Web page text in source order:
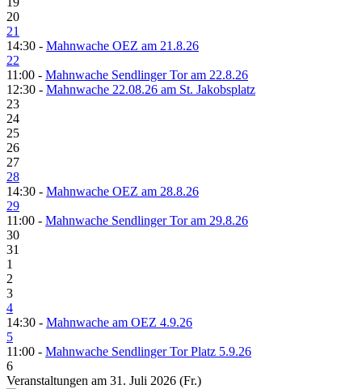
20
21
14:30 - Mahnwache OEZ am 21.8.26
22
11:00 - Mahnwache Sendlinger Tor am 22.8.26
12:30 - Mahnwache 22.08.26 am St. Jakobsplatz
23
24
25
26
27
28
14:30 - Mahnwache OEZ am 28.8.26
29
11:00 - Mahnwache Sendlinger Tor am 29.8.26
30
31
1
2
3
4
14:30 - Mahnwache am OEZ 4.9.26
5
11:00 - Mahnwache Sendlinger Tor Platz 5.9.26
6
Veranstaltungen am 31. Juli 2026 (Fr.)